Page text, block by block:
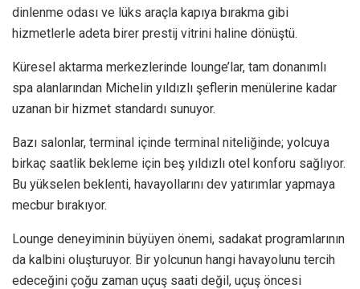
dinlenme odası ve lüks araçla kapıya bırakma gibi
hizmetlerle adeta birer prestij vitrini haline dönüştü.
Küresel aktarma merkezlerinde lounge’lar, tam donanımlı
spa alanlarından Michelin yıldızlı şeflerin menülerine kadar
uzanan bir hizmet standardı sunuyor.
Bazı salonlar, terminal içinde terminal niteliğinde; yolcuya
birkaç saatlik bekleme için beş yıldızlı otel konforu sağlıyor.
Bu yükselen beklenti, havayollarını dev yatırımlar yapmaya
mecbur bırakıyor.
Lounge deneyiminin büyüyen önemi, sadakat programlarının
da kalbini oluşturuyor. Bir yolcunun hangi havayolunu tercih
edeceğini çoğu zaman uçuş saati değil, uçuş öncesi